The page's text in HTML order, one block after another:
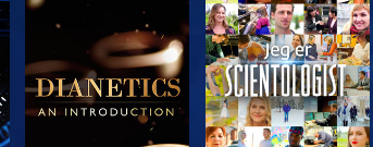
UDFORSK SERIEN UDFORSK SERIEN